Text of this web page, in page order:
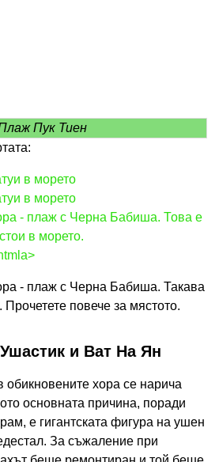
Пук Тиен
в морето
в морето
- плаж с Черна Бабиша. Това е
в морето.
- плаж с Черна Бабиша. Такава
Прочетете повече за мястото.
и Ват На Ян
хора се нарича
основната причина, поради
е гигантската фигура на ушен
За съжаление при